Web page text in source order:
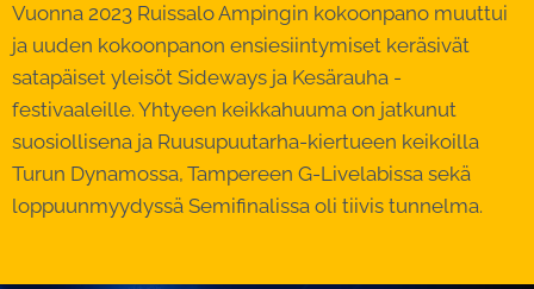
Vuonna 2023 Ruissalo Ampingin kokoonpano muuttui
ja uuden kokoonpanon ensiesiintymiset keräsivät
satapäiset yleisöt Sideways ja Kesärauha -
festivaaleille. Yhtyeen keikkahuuma on jatkunut
suosiollisena ja Ruusupuutarha-kiertueen keikoilla
Turun Dynamossa, Tampereen G-Livelabissa sekä
loppuunmyydyssä Semifinalissa oli tiivis tunnelma.